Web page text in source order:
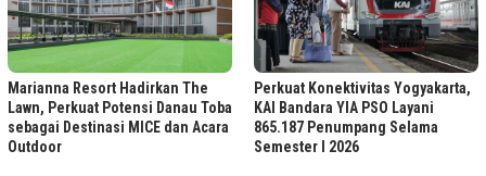
Marianna Resort Hadirkan The
Lawn, Perkuat Potensi Danau Toba
sebagai Destinasi MICE dan Acara
Outdoor
Perkuat Konektivitas Yogyakarta,
KAI Bandara YIA PSO Layani
865.187 Penumpang Selama
Semester I 2026